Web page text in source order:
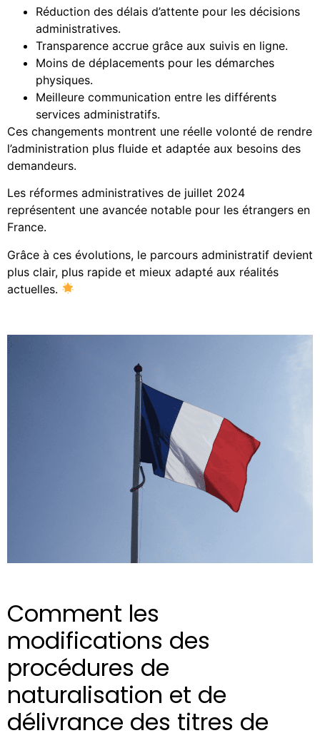
Réduction des délais d’attente pour les décisions
administratives.
Transparence accrue grâce aux suivis en ligne.
Moins de déplacements pour les démarches
physiques.
Meilleure communication entre les différents
services administratifs.
Ces changements montrent une réelle volonté de rendre
l’administration plus fluide et adaptée aux besoins des
demandeurs.
Les réformes administratives de juillet 2024
représentent une avancée notable pour les étrangers en
France.
Grâce à ces évolutions, le parcours administratif devient
plus clair, plus rapide et mieux adapté aux réalités
actuelles.
Comment les
modifications des
procédures de
naturalisation et de
délivrance des titres de